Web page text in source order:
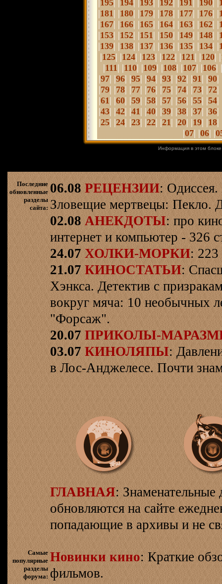
|195| |194| |193| |192| |191| |190| |
|181| |180| |179| |178| |177| |176| |
|167| |166| |165| |164| |163| |162| |
|153| |152| |151| |150| |149| |148| |
|139| |138| |137| |136| |135| |134| |
|125| |124| |123| |122| |121| |120| |
|111| |110| |109| |108| |107| |106|
|97| |96| |95| |94| |93| |92| |91| |90|
|79| |78| |77| |76| |75| |74| |73| |72|
|61| |60| |59| |58||57| |56| |55| |54|
|43| |42| |41| |40| |39| |38| |37| |36|
|25| |24| |23| |22| |21| |20| |19| |18|
|07| |06| |
Информация в этом
Последние
обновленные
разделы
сайта:
06.08 РЕЦЕНЗИИ:
Зловещие мертвецы: Пекло.
02.08 АНЕКДОТЫ: про
интернет и компьютер - 326
24.07 ХОЛКИ-МОРКИ: 223
21.07 КИНОСТАТЬИ:
Хэнкса. Детектив с
вокруг мяча: 10 необычных
"Форсаж".
20.07 ПРИКОЛЫ-
03.07 КИНОЛЯПЫ:
в Лос-Анджелесе. Почти
ГЛАВНАЯ: Знаменательные
обновляются на сайте
попадающие в архивы и не
Самые
популярные
разделы
форума:
Новинки кино: Краткие
фильмов.